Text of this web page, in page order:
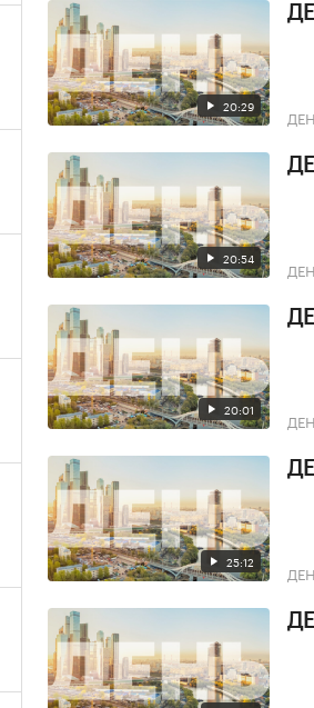
20:29
20:54
20:01
25:12